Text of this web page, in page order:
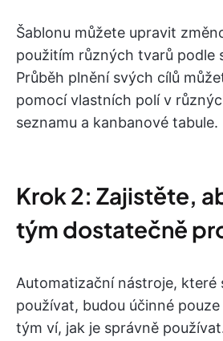
Šablonu můžete upravit
použitím různých tvarů podle
Průběh plnění svých cílů
pomocí vlastních polí v
seznamu a kanbanové tabule.
Krok 2: Zajistěte,
tým dostatečně
Automatizační nástroje, které
používat, budou účinné
tým ví, jak je správně